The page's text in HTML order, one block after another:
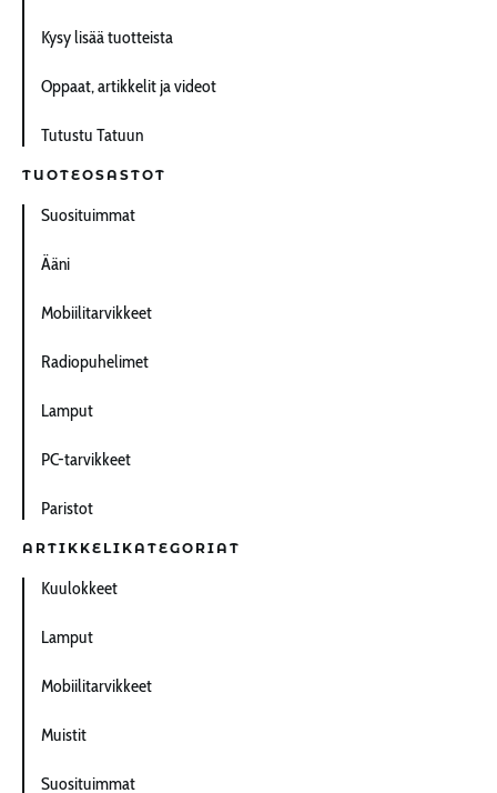
Kysy lisää tuotteista
Oppaat, artikkelit ja videot
Tutustu Tatuun
TUOTEOSASTOT
Suosituimmat
Ääni
Mobiilitarvikkeet
Radiopuhelimet
Lamput
PC-tarvikkeet
Paristot
ARTIKKELIKATEGORIAT
Kuulokkeet
Lamput
Mobiilitarvikkeet
Muistit
Suosituimmat